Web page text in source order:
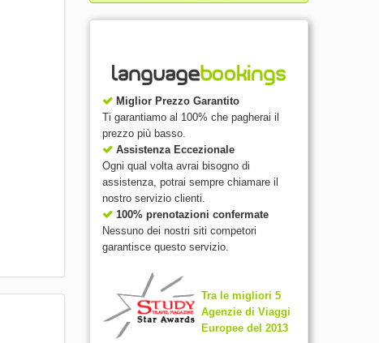
Miglior Prezzo Garantito
Ti garantiamo al 100% che pagherai il
prezzo più basso.
Assistenza Eccezionale
Ogni qual volta avrai bisogno di
assistenza, potrai sempre chiamare il
nostro servizio clienti.
100% prenotazioni confermate
Nessuno dei nostri siti competori
garantisce questo servizio.
Tra le migliori 5
Agenzie di Viaggi
Europee del 2013